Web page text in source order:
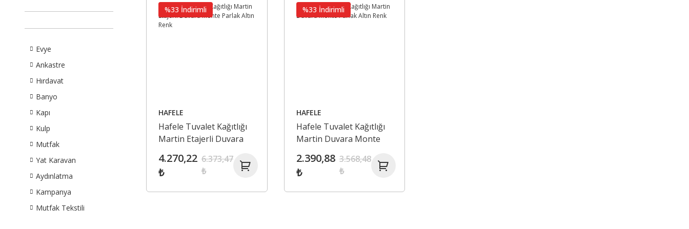
Evye
Ankastre
Hırdavat
Banyo
Kapı
Kulp
Mutfak
Yat Karavan
Aydınlatma
Kampanya
Mutfak Tekstili
%33 İndirimli
HAFELE
Hafele Tuvalet Kağıtlığı
Martin Etajerli Duvara
4.270,22
₺
6.373,47
₺
%33 İndirimli
HAFELE
Hafele Tuvalet Kağıtlığı
Martin Duvara Monte
2.390,88
₺
3.568,48
₺